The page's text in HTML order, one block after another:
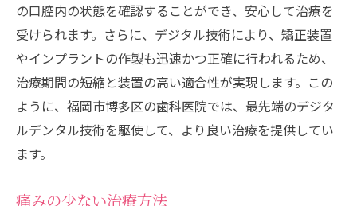
の口腔内の状態を確認することができ、安心して治療を
受けられます。さらに、デジタル技術により、矯正装置
やインプラントの作製も迅速かつ正確に行われるため、
治療期間の短縮と装置の高い適合性が実現します。この
ように、福岡市博多区の歯科医院では、最先端のデジタ
ルデンタル技術を駆使して、より良い治療を提供してい
ます。
痛みの少ない治療方法